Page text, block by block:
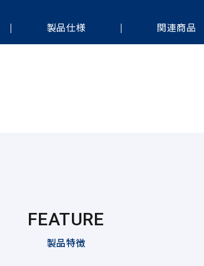
製品仕様 関連商品
FEATURE
製品特徴